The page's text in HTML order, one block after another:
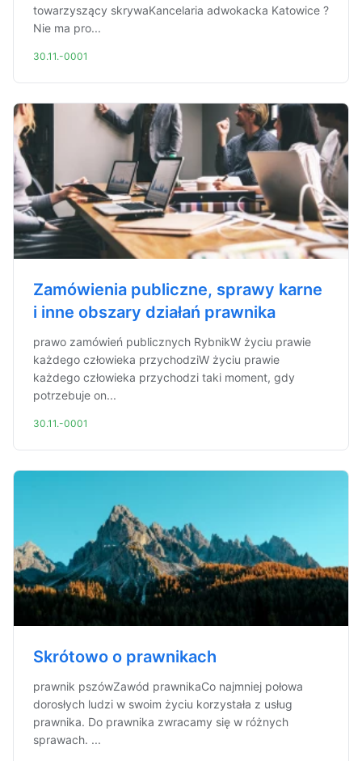
towarzyszący skrywaKancelaria adwokacka Katowice ?
Nie ma pro...
30.11.-0001
Zamówienia publiczne, sprawy karne
i inne obszary działań prawnika
prawo zamówień publicznych RybnikW życiu prawie
każdego człowieka przychodziW życiu prawie
każdego człowieka przychodzi taki moment, gdy
potrzebuje on...
30.11.-0001
Skrótowo o prawnikach
prawnik pszówZawód prawnikaCo najmniej połowa
dorosłych ludzi w swoim życiu korzystała z usług
prawnika. Do prawnika zwracamy się w różnych
sprawach. ...